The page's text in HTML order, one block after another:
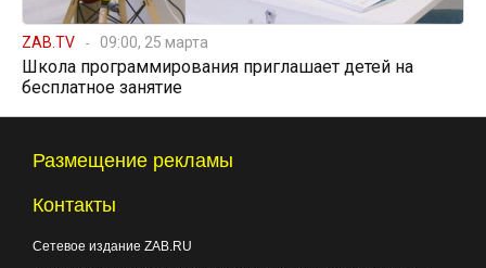
ZAB.TV 09:00, 25 марта
Школа программирования приглашает детей на
бесплатное занятие
Размещение рекламы
Контакты
Сетевое издание ZAB.RU